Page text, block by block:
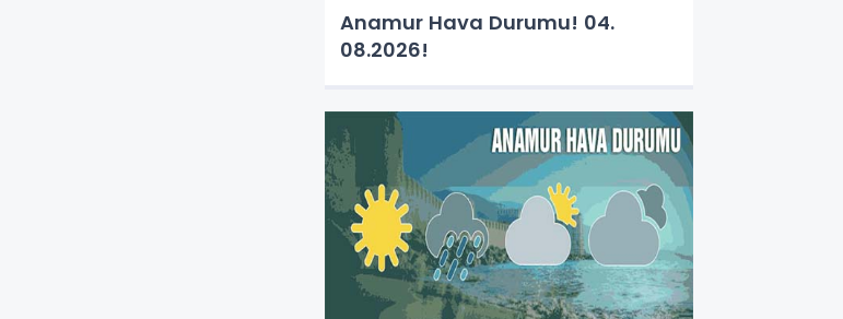
Anamur Hava Durumu! 04.
08.2026!